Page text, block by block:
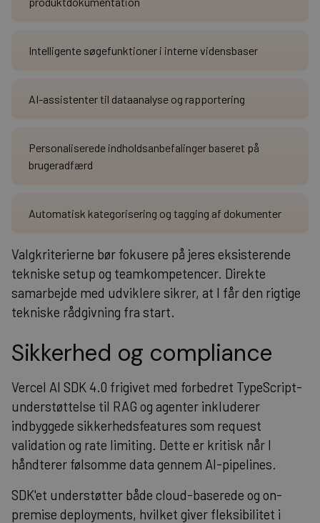
Intelligente søgefunktioner i interne vidensbaser
AI-assistenter til dataanalyse og rapportering
Personaliserede indholdsanbefalinger baseret på
brugeradfærd
Automatisk kategorisering og tagging af dokumenter
Valgkriterierne bør fokusere på jeres eksisterende
tekniske setup og teamkompetencer. Direkte
samarbejde med udviklere sikrer, at I får den rigtige
tekniske rådgivning fra start.
Sikkerhed og compliance
Vercel AI SDK 4.0 frigivet med forbedret TypeScript-
understøttelse til RAG og agenter inkluderer
indbyggede sikkerhedsfeatures som request
validation og rate limiting. Dette er kritisk når I
håndterer følsomme data gennem AI-pipelines.
SDK'et understøtter både cloud-baserede og on-
premise deployments, hvilket giver fleksibilitet i